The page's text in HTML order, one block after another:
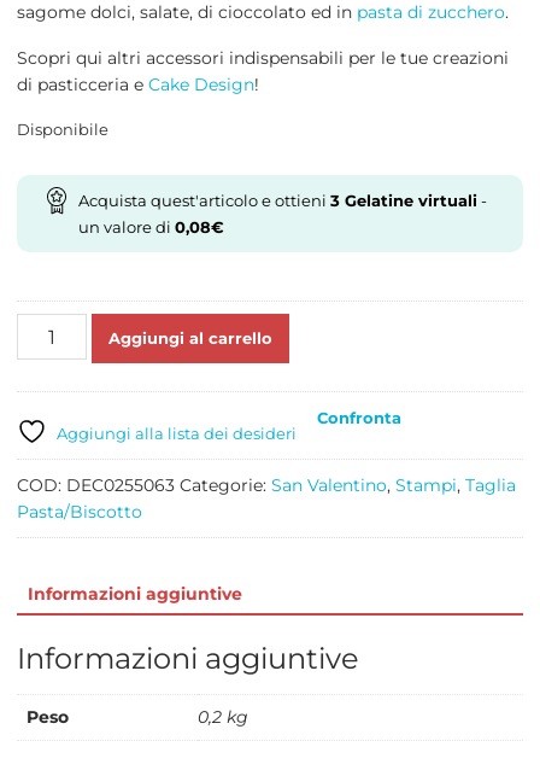
sagome dolci, salate, di cioccolato ed in pasta di zucchero.
Scopri qui altri accessori indispensabili per le tue creazioni
di pasticceria e Cake Design!
Disponibile
Acquista quest'articolo e ottieni 3Gelatine virtuali-
un valore di 0,08€
TAGLIAPASTA
quantità
Aggiungi al carrello
Aggiungi alla lista dei desideri
Confronta
COD: DEC0255063 Categorie: San Valentino, Stampi, Taglia
Pasta/Biscotto
Informazioni aggiuntive
Informazioni aggiuntive
Peso 0,2 kg